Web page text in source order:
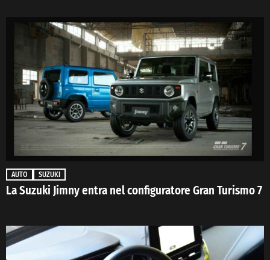
AUTO SUZUKI
La Suzuki Jimny entra nel configuratore Gran Turismo 7